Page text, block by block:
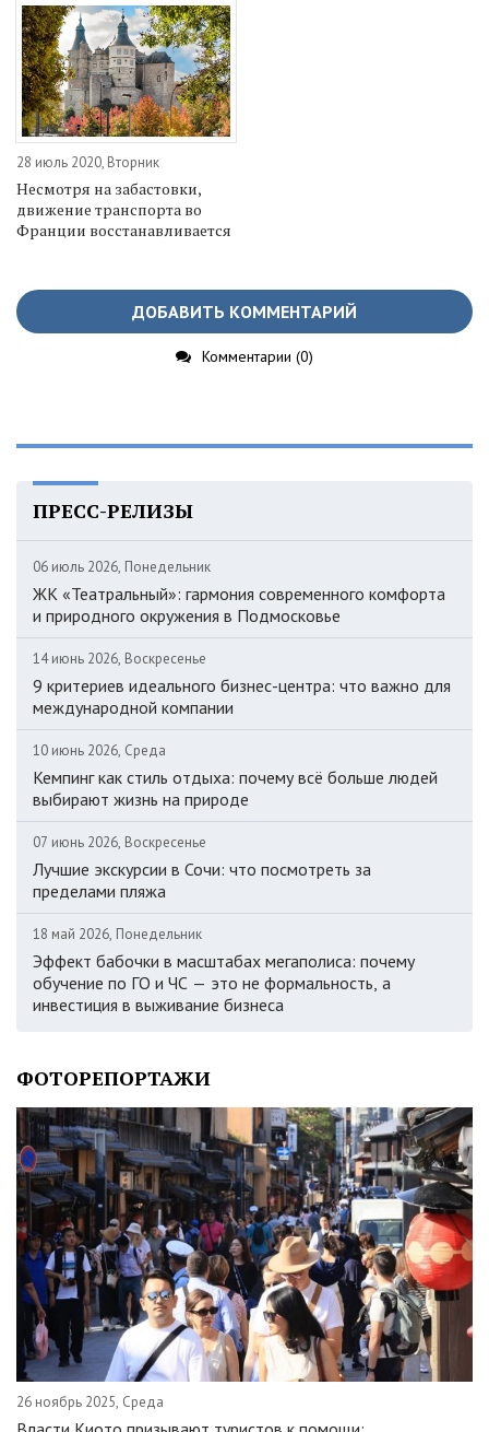
28 июль 2020, Вторник
Несмотря на забастовки,
движение транспорта во
Франции восстанавливается
ДОБАВИТЬ КОММЕНТАРИЙ
Комментарии (0)
ПРЕСС-РЕЛИЗЫ
06 июль 2026, Понедельник
ЖК «Театральный»: гармония современного комфорта
и природного окружения в Подмосковье
14 июнь 2026, Воскресенье
9 критериев идеального бизнес-центра: что важно для
международной компании
10 июнь 2026, Среда
Кемпинг как стиль отдыха: почему всё больше людей
выбирают жизнь на природе
07 июнь 2026, Воскресенье
Лучшие экскурсии в Сочи: что посмотреть за
пределами пляжа
18 май 2026, Понедельник
Эффект бабочки в масштабах мегаполиса: почему
обучение по ГО и ЧС — это не формальность, а
инвестиция в выживание бизнеса
ФОТОРЕПОРТАЖИ
26 ноябрь 2025, Среда